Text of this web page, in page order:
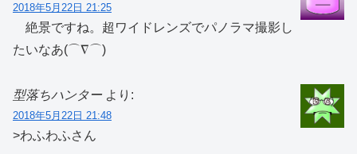
2018年5月22日 21:25
絶景ですね。超ワイドレンズでパノラマ撮影し
たいなあ(⌒∇⌒)
型落ちハンター より:
2018年5月22日 21:48
>わふわふさん